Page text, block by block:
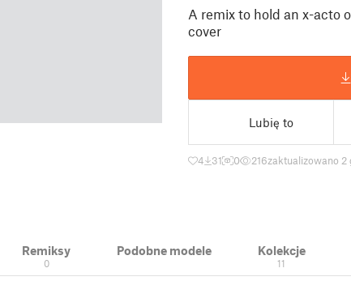
A remix to hold an x-acto
cover
Lubię to
4 31 0 216zaktualizowano 2
Remiksy
0
Podobne modele Kolekcje
11